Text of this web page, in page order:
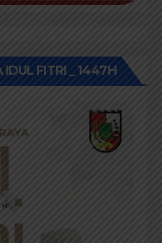
FITRI _ 1447H